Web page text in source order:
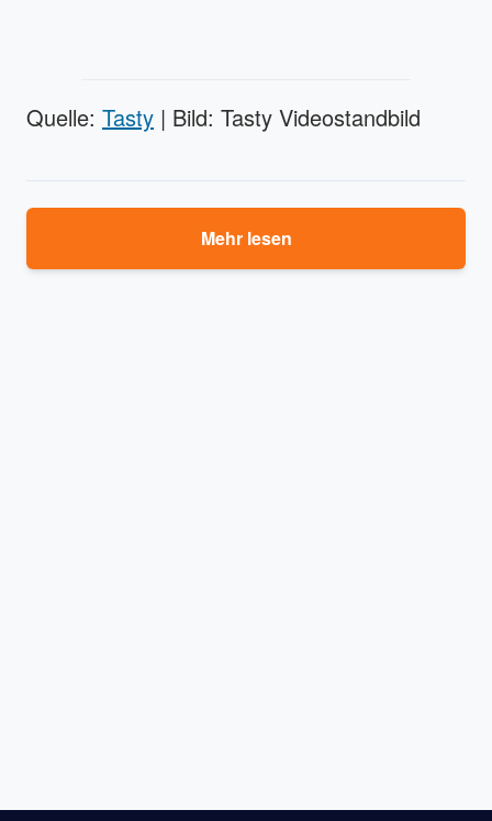
Quelle: Tasty | Bild: Tasty Videostandbild
Mehr lesen